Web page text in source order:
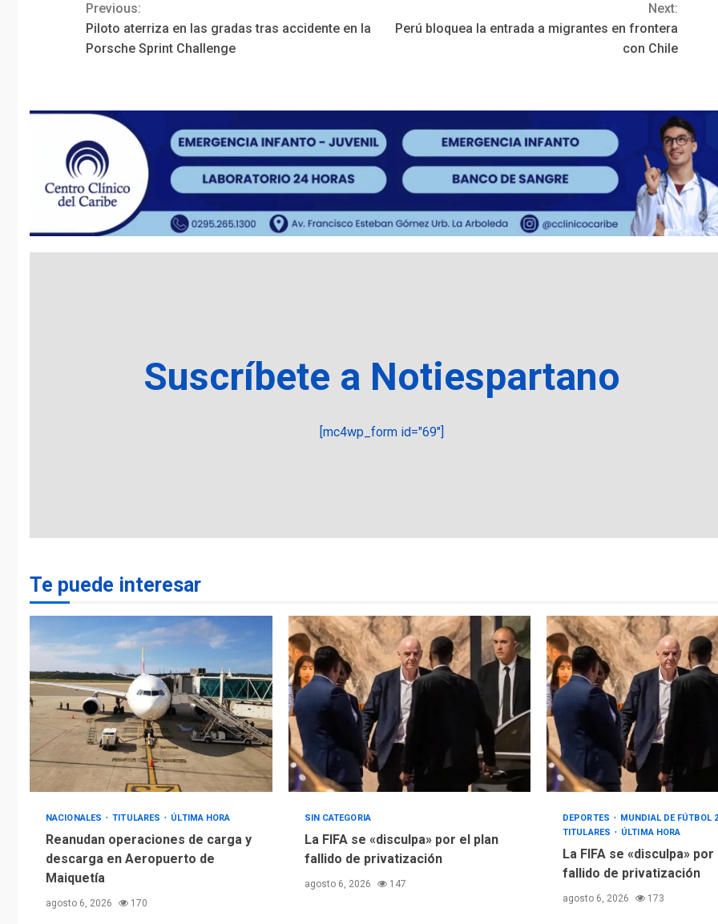
Continue
Reading
Previous:
Piloto aterriza en las gradas tras accidente en la
Porsche Sprint Challenge
Next:
Perú bloquea la entrada a migrantes en frontera
con Chile
Suscríbete a Notiespartano
[mc4wp_form id="69"]
Te puede interesar
NACIONALES TITULARES ÚLTIMA HORA
Reanudan operaciones de carga y
descarga en Aeropuerto de
Maiquetía
agosto 6, 2026 170
SIN CATEGORIA
La FIFA se «disculpa» por el plan
fallido de privatización
agosto 6, 2026 147
DEPORTES
MUNDIAL DE FÚTBOL
TITULARES
ÚLTIMA HORA
La FIFA se «disculpa» por
fallido de privatización
agosto 6, 2026 173